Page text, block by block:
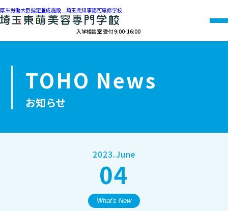
厚生労働大臣指定養成施設 埼玉県知事認可専修学校
入学相談室 受付 9:00-16:00
アクセス 資料請求
学校紹介
学科紹介
TOHO News
お知らせ
2023.June
04
What's New